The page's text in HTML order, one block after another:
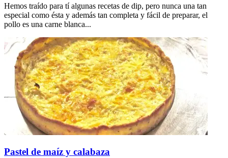
Hemos traído para tí algunas recetas de dip, pero nunca una tan
especial como ésta y además tan completa y fácil de preparar, el
pollo es una carne blanca...
Pastel de maíz y calabaza